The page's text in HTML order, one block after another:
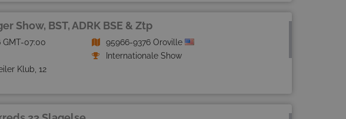
Show, BST, ADRK BSE & Ztp
GMT-07:00
Klub, 12
95966-9376 Oroville
Internationale Show